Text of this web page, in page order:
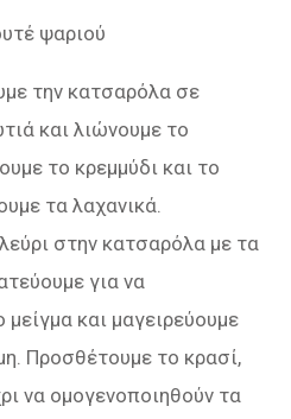
ψαριού
την κατσαρόλα σε
και λιώνουμε το
το κρεμμύδι και το
τα λαχανικά.
στην κατσαρόλα με τα
για να
μείγμα και μαγειρεύουμε
Προσθέτουμε το κρασί,
να ομογενοποιηθούν τα